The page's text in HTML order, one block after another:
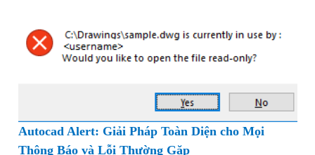
Autocad Alert: Giải Pháp Toàn Diện cho Mọi
Thông Báo và Lỗi Thường Gặp